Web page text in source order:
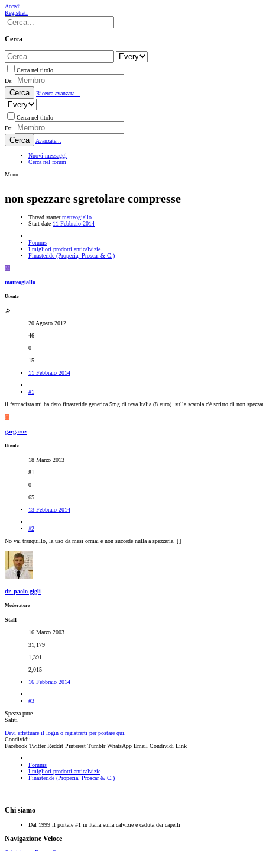
Accedi
Registrati
Cerca
Cerca nel titolo
Da:
Cerca Ricerca avanzata...
Cerca nel titolo
Da:
Cerca Avanzate...
Nuovi messaggi
Cerca nel forum
Menu
non spezzare sgretolare compresse
Thread starter matteogiallo
Start date 11 Febbraio 2014
Forums
I migliori prodotti anticalvizie
Finasteride (Propecia, Proscar & C.)
M
matteogiallo
Utente
20 Agosto 2012
46
0
15
11 Febbraio 2014
#1
il farmacista mi ha dato finasteride generica 5mg di teva Italia (8 euro). sulla scatola c'è scritto di non
G
gargaroz
Utente
18 Marzo 2013
81
0
65
13 Febbraio 2014
#2
No vai tranquillo, la uso da mesi ormai e non succede nulla a spezzarla. []
dr_paolo gigli
Moderatore
Staff
16 Marzo 2003
31,179
1,391
2,015
16 Febbraio 2014
#3
Spezza pure
Saliti
Devi effettuare il login o registrarti per postare qui.
Condividi:
Facebook Twitter Reddit Pinterest Tumblr WhatsApp Email Condividi Link
Forums
I migliori prodotti anticalvizie
Finasteride (Propecia, Proscar & C.)
Chi siamo
Dal 1999 il portale #1 in Italia sulla calvizie e caduta dei capelli
Navigazione Veloce